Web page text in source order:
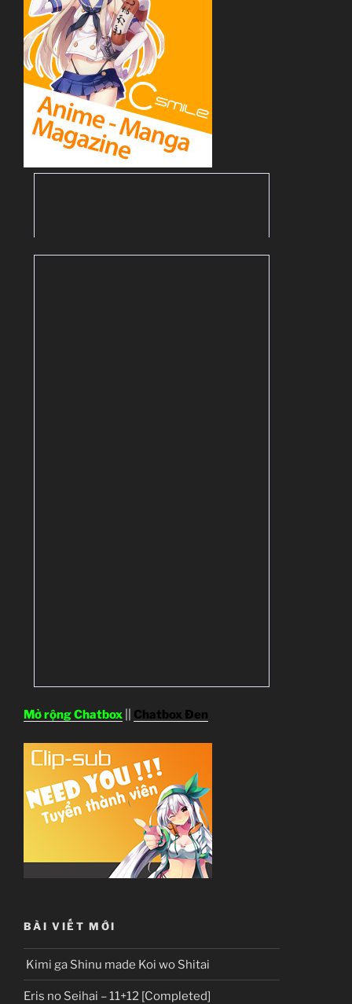
Mở rộng Chatbox Chatbox Đen
BÀI VIẾT MỚI
Kimi ga Shinu made Koi wo Shitai
Eris no Seihai – 11+12 [Completed]